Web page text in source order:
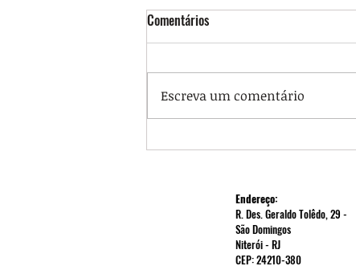
Auditoria Cidadã da Dívida: Carta-
Comentários
Escreva um comentário
Endereço:
R. Des. Geraldo Tolêdo, 29 -
São Domingos
Niterói - RJ
CEP: 24210-380